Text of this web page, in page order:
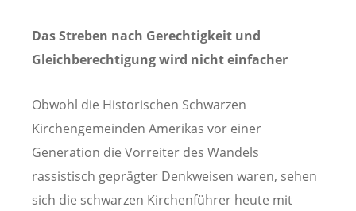
Das Streben nach Gerechtigkeit und
Gleichberechtigung wird nicht einfacher
Obwohl die Historischen Schwarzen
Kirchengemeinden Amerikas vor einer
Generation die Vorreiter des Wandels
rassistisch geprägter Denkweisen waren, sehen
sich die schwarzen Kirchenführer heute mit